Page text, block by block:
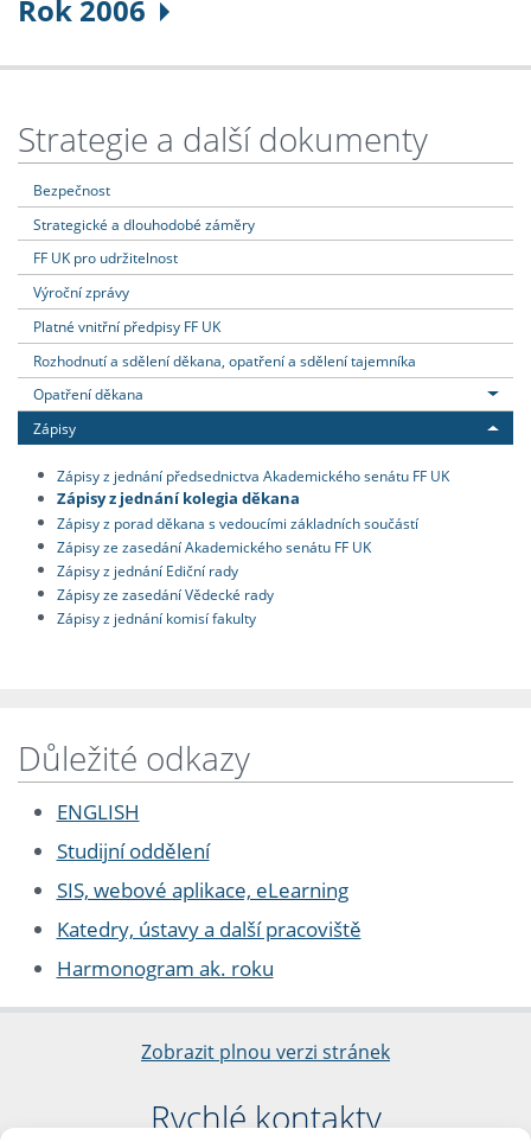
Rok 2006
Strategie a další dokumenty
Bezpečnost
Strategické a dlouhodobé záměry
FF UK pro udržitelnost
Výroční zprávy
Platné vnitřní předpisy FF UK
Rozhodnutí a sdělení děkana, opatření a sdělení tajemníka
Opatření děkana
Zápisy
Zápisy z jednání předsednictva Akademického senátu FF UK
Zápisy z jednání kolegia děkana
Zápisy z porad děkana s vedoucími základních součástí
Zápisy ze zasedání Akademického senátu FF UK
Zápisy z jednání Ediční rady
Zápisy ze zasedání Vědecké rady
Zápisy z jednání komisí fakulty
Důležité odkazy
ENGLISH
Studijní oddělení
SIS, webové aplikace, eLearning
Katedry, ústavy a další pracoviště
Harmonogram ak. roku
Zobrazit plnou verzi stránek
Rychlé kontakty